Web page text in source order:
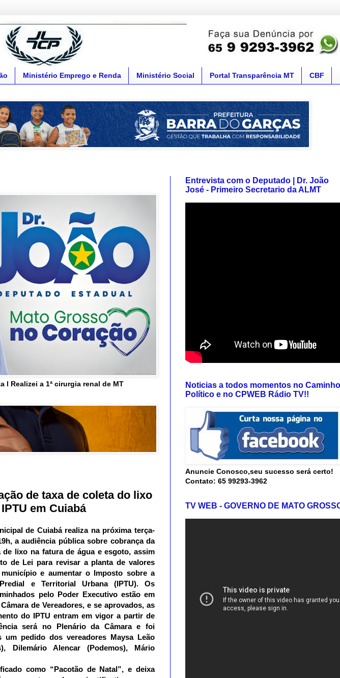
Ministério Emprego e Renda Ministério Social Portal Transparência MT CBF
l Realizei a 1ª cirurgia renal de MT
de taxa de coleta do lixo
em Cuiabá
de Cuiabá realiza na próxima terça-
a audiência pública sobre cobrança da
de lixo na fatura de água e esgoto, assim
de Lei para revisar a planta de valores
e aumentar o Imposto sobre a
e Territorial Urbana (IPTU). Os
pelo Poder Executivo estão em
de Vereadores, e se aprovados, as
do IPTU entram em vigor a partir de
será no Plenário da Câmara e foi
um pedido dos vereadores Maysa Leão
Dilemário Alencar (Podemos), Mário
como “Pacotão de Natal”, e deixa
Entrevista com o Deputado | Dr. João
José - Primeiro Secretario da ALMT
Noticias a todos momentos no Caminho
Político e no CPWEB Rádio TV!!
Anuncie Conosco,seu sucesso será certo!
Contato: 65 99293-3962
TV WEB - GOVERNO DE MATO